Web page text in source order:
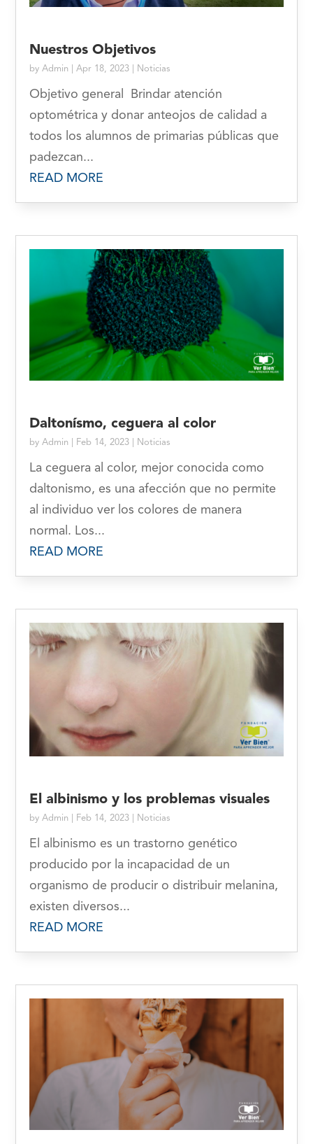
Nuestros Objetivos
byAdmin |Apr 18, 2023 Noticias
Objetivo general Brindar atención
optométrica y donar anteojos de calidad a
todos los alumnos de primarias públicas que
padezcan...
READ MORE
Daltonísmo, ceguera al color
byAdmin Feb 14, 2023 Noticias
La ceguera al color, mejor conocida como
daltonismo, es una afección que no permite
al individuo ver los colores de manera
normal. Los...
READ MORE
El albinismo y los problemas visuales
byAdmin Feb 14, 2023 Noticias
El albinismo es un trastorno genético
producido por la incapacidad de un
organismo de producir o distribuir melanina,
existen diversos...
READ MORE